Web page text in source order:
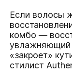
Если волосы
комбо —
увлажняющий
«закроет»
стилист